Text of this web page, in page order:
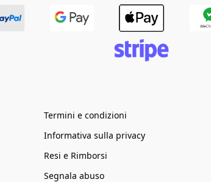
Termini e condizioni
Informativa sulla privacy
Resi e Rimborsi
Segnala abuso